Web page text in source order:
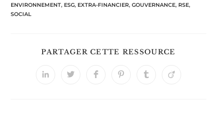
ENVIRONNEMENT, ESG, EXTRA-FINANCIER, GOUVERNANCE, RSE,
SOCIAL
PARTAGER CETTE RESSOURCE